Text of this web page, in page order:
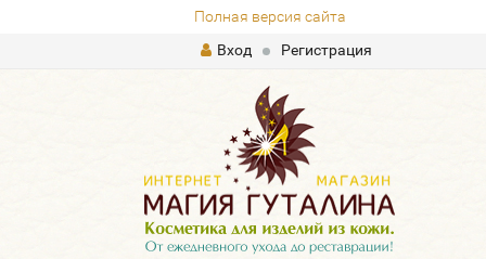
Полная версия сайта
Вход
Регистрация